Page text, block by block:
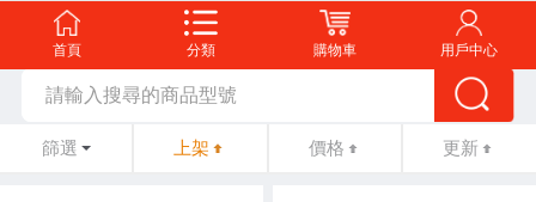
首頁 分類 購物車 用戶中心
篩選 上架 價格 更新